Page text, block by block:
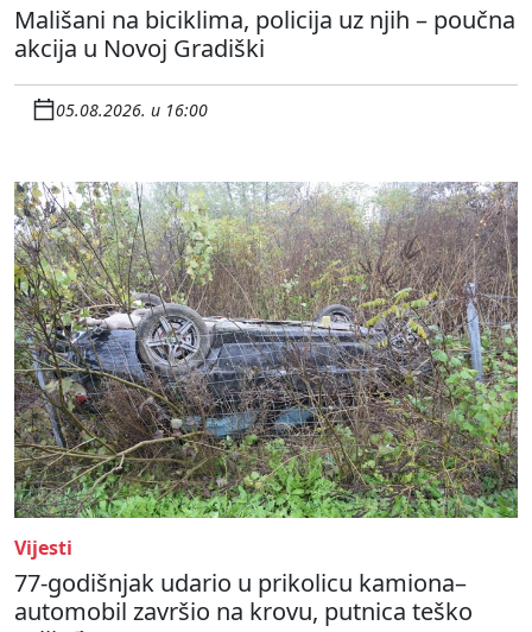
Mališani na biciklima, policija uz njih – poučna
akcija u Novoj Gradiški
05.08.2026. u 16:00
Vijesti
77-godišnjak udario u prikolicu kamiona–
automobil završio na krovu, putnica teško